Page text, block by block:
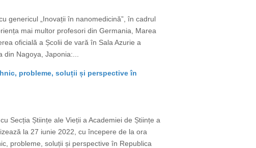
genericul „Inovații în nanomedicină”, în cadrul
mai multor profesori din Germania, Marea
oficială a Școlii de vară în Sala Azurie a
Nagoya, Japonia:...
probleme, soluții și perspective în
Secția Științe ale Vieții a Academiei de Științe a
la 27 iunie 2022, cu începere de la ora
probleme, soluții și perspective în Republica